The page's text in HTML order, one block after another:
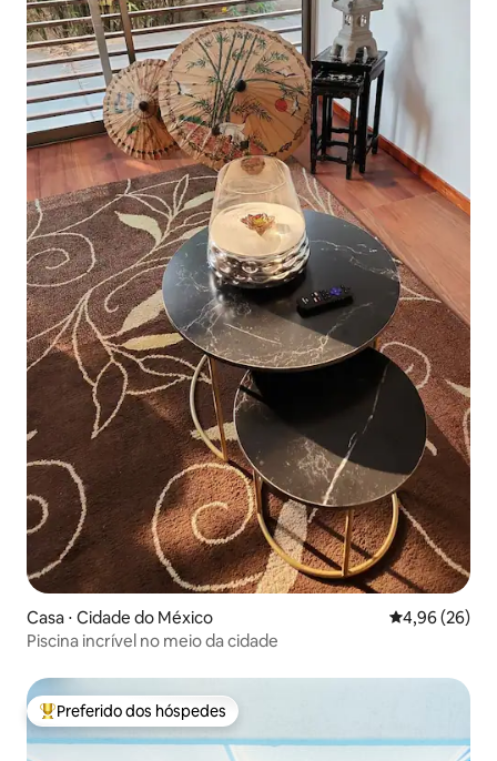
Casa ⋅ Cidade do México 4,96 de uma
4,96 (26)
Piscina incrível no meio da cidade
Entre os melhores preferidos dos hóspedes
Preferido dos hóspedes